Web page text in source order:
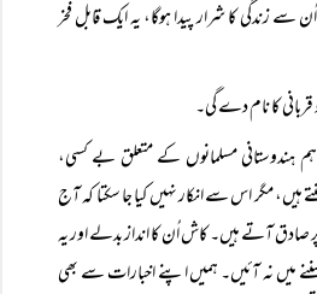
سے زندگی کا شرار پیدا ہوگا، یہ ایک قابل فخر
کا نام دے گی۔
ہندوستانی مسلمانوں کے متعلق بے کسی،
ہیں، مگر اس سے انکار نہیں کیا جا سکتا کہ آج
صادق آتے ہیں۔ کاش اُن کا انداز بدلے اور یہ
میں نہ آئیں۔ ہمیں اپنے اخبارات سے بھی